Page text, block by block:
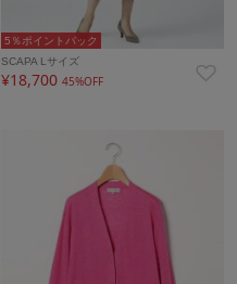
5％ポイントバック
SCAPA Lサイズ
¥18,70045%OFF